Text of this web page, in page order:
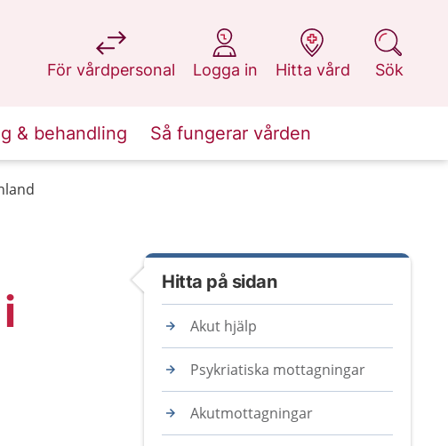
För vårdpersonal
på 1177.se
Logga in
på 1177.se
Hitta vård
på 1177.se
Sök
på 1177.se
& behandling Så fungerar vården
Hitta på sidan
Akut hjälp
Psykriatiska mottagningar
Akutmottagningar